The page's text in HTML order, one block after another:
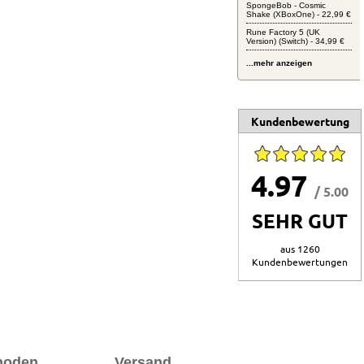
SpongeBob - Cosmic
Shake (XBoxOne) - 22,99 €
Rune Factory 5 (UK
Version) (Switch) - 34,99 €
...mehr anzeigen
Kundenbewertung
4.97 / 5.00
SEHR GUT
aus 1260
Kundenbewertungen